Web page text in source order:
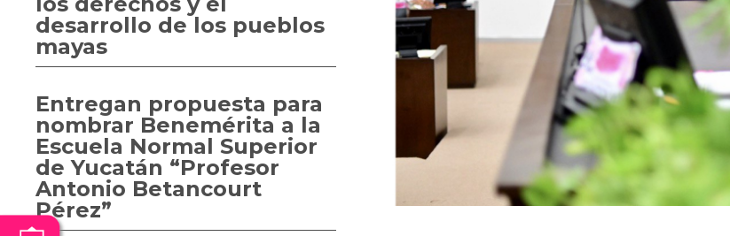
desarrollo de los pueblos
mayas
Entregan propuesta para
nombrar Benemérita a la
Escuela Normal Superior
de Yucatán “Profesor
Antonio Betancourt
Pérez”